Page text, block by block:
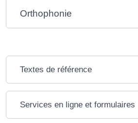
Orthophonie
Textes de référence
Services en ligne et formulaires